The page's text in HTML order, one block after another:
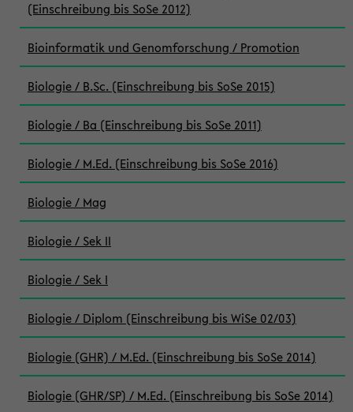
(Einschreibung bis SoSe 2012)
Bioinformatik und Genomforschung / Promotion
Biologie / B.Sc. (Einschreibung bis SoSe 2015)
Biologie / Ba (Einschreibung bis SoSe 2011)
Biologie / M.Ed. (Einschreibung bis SoSe 2016)
Biologie / Mag
Biologie / Sek II
Biologie / Sek I
Biologie / Diplom (Einschreibung bis WiSe 02/03)
Biologie (GHR) / M.Ed. (Einschreibung bis SoSe 2014)
Biologie (GHR/SP) / M.Ed. (Einschreibung bis SoSe 2014)